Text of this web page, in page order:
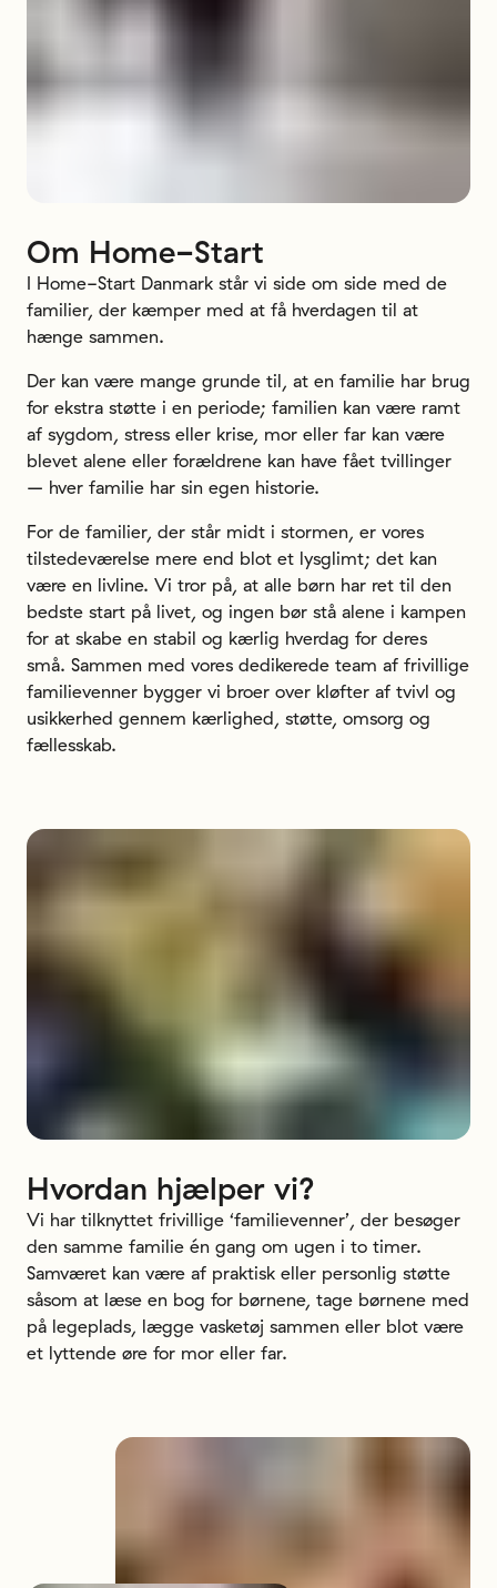
Om Home-Start
I Home-Start Danmark står vi side om side med de
familier, der kæmper med at få hverdagen til at
hænge sammen.
Der kan være mange grunde til, at en familie har brug
for ekstra støtte i en periode; familien kan være ramt
af sygdom, stress eller krise, mor eller far kan være
blevet alene eller forældrene kan have fået tvillinger
– hver familie har sin egen historie.
For de familier, der står midt i stormen, er vores
tilstedeværelse mere end blot et lysglimt; det kan
være en livline. Vi tror på, at alle børn har ret til den
bedste start på livet, og ingen bør stå alene i kampen
for at skabe en stabil og kærlig hverdag for deres
små. Sammen med vores dedikerede team af frivillige
familievenner bygger vi broer over kløfter af tvivl og
usikkerhed gennem kærlighed, støtte, omsorg og
fællesskab.
Hvordan hjælper vi?
Vi har tilknyttet frivillige ‘familievenner’, der besøger
den samme familie én gang om ugen i to timer.
Samværet kan være af praktisk eller personlig støtte
såsom at læse en bog for børnene, tage børnene med
på legeplads, lægge vasketøj sammen eller blot være
et lyttende øre for mor eller far.